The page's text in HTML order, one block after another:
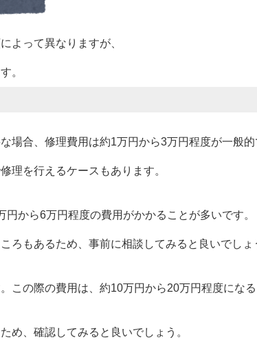
よって異なりますが、
。
場合、修理費用は約1万円から3万円程度が一般的
理を行えるケースもあります。
から6万円程度の費用がかかることが多いです。
ろもあるため、事前に相談してみると良いでしょ
この際の費用は、約10万円から20万円程度にな
め、確認してみると良いでしょう。